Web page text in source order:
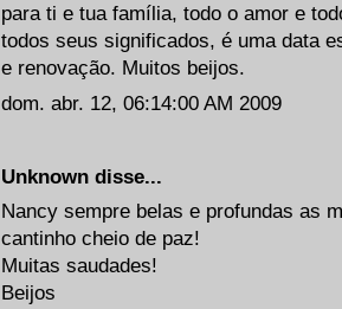
para ti e tua família, todo o amor e
todos seus significados, é uma data
e renovação. Muitos beijos.
dom. abr. 12, 06:14:00 AM 2009
Unknown disse...
Nancy sempre belas e profundas as
cantinho cheio de paz!
Muitas saudades!
Beijos